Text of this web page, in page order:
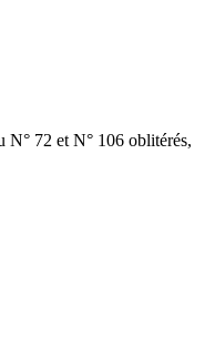
N° 72 et N° 106 oblitérés,